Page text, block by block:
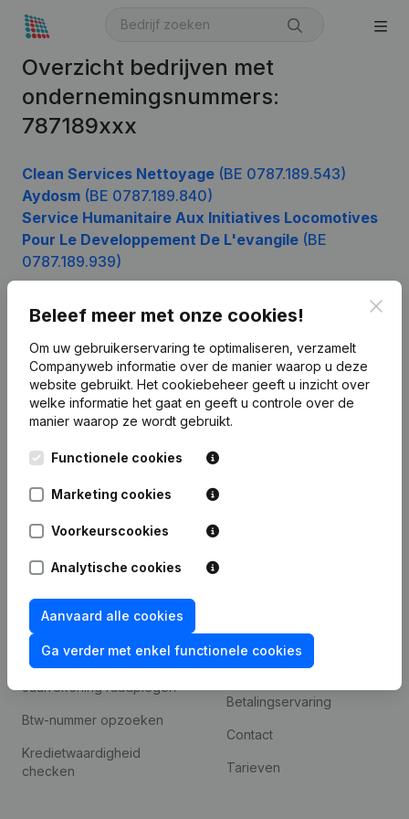
Overzicht bedrijven met
ondernemingsnummers:
787189xxx
Clean Services Nettoyage (BE 0787.189.543)
Aydosm (BE 0787.189.840)
Service Humanitaire Aux Initiatives Locomotives
Pour Le Developpement De L'evangile (BE
0787.189.939)
Beleef meer met onze cookies!
Om uw gebruikerservaring te optimaliseren, verzamelt
Companyweb informatie over de manier waarop u deze
website gebruikt. Het cookiebeheer geeft u inzicht over
welke informatie het gaat en geeft u controle over de
manier waarop ze wordt gebruikt.
Functionele cookies
Marketing cookies
Voorkeurscookies
Analytische cookies
Aanvaard alle cookies
Ga verder met enkel functionele cookies
Nederlands
Kantorenpark Everest
248D,
Bedrijfsinformatie
Monitoring
Spotlight
Compliance &
fraudepreventie
Jaarrekening raadplegen
Btw-nummer opzoeken
Kredietwaardigheid
checken
Integraties
Integraties op maat
Betalingservaring
Contact
Tarieven